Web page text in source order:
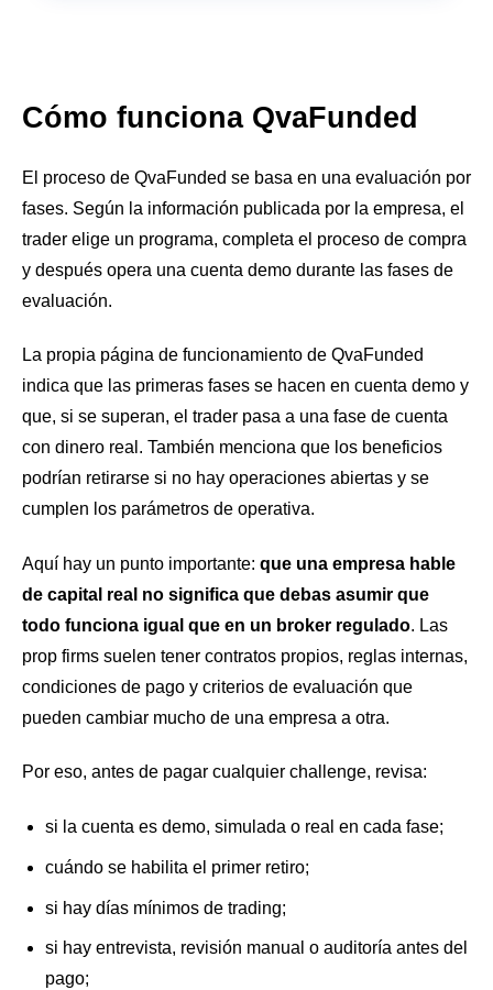
Cómo funciona QvaFunded
El proceso de QvaFunded se basa en una evaluación por
fases. Según la información publicada por la empresa, el
trader elige un programa, completa el proceso de compra
y después opera una cuenta demo durante las fases de
evaluación.
La propia página de funcionamiento de QvaFunded
indica que las primeras fases se hacen en cuenta demo y
que, si se superan, el trader pasa a una fase de cuenta
con dinero real. También menciona que los beneficios
podrían retirarse si no hay operaciones abiertas y se
cumplen los parámetros de operativa.
Aquí hay un punto importante: que una empresa hable
de capital real no significa que debas asumir que
todo funciona igual que en un broker regulado. Las
prop firms suelen tener contratos propios, reglas internas,
condiciones de pago y criterios de evaluación que
pueden cambiar mucho de una empresa a otra.
Por eso, antes de pagar cualquier challenge, revisa:
si la cuenta es demo, simulada o real en cada fase;
cuándo se habilita el primer retiro;
si hay días mínimos de trading;
si hay entrevista, revisión manual o auditoría antes del
pago;